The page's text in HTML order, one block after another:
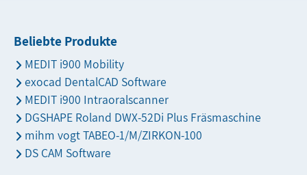
Beliebte Produkte
MEDIT i900 Mobility
exocad DentalCAD Software
MEDIT i900 Intraoralscanner
DGSHAPE Roland DWX-52Di Plus Fräsmaschine
mihm vogt TABEO-1/M/ZIRKON-100
DS CAM Software